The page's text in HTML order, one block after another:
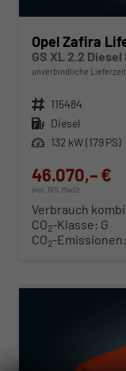
Opel Zafira
GS XL 2.2
unverbindliche
Fahrzeugnr. 115484
Kraftstoff Diesel
Leistung 132 kW (179 PS)
46.070,– €
incl. 19% MwSt.
Verbrauch
CO2-Klasse: G
CO2-Emissionen: